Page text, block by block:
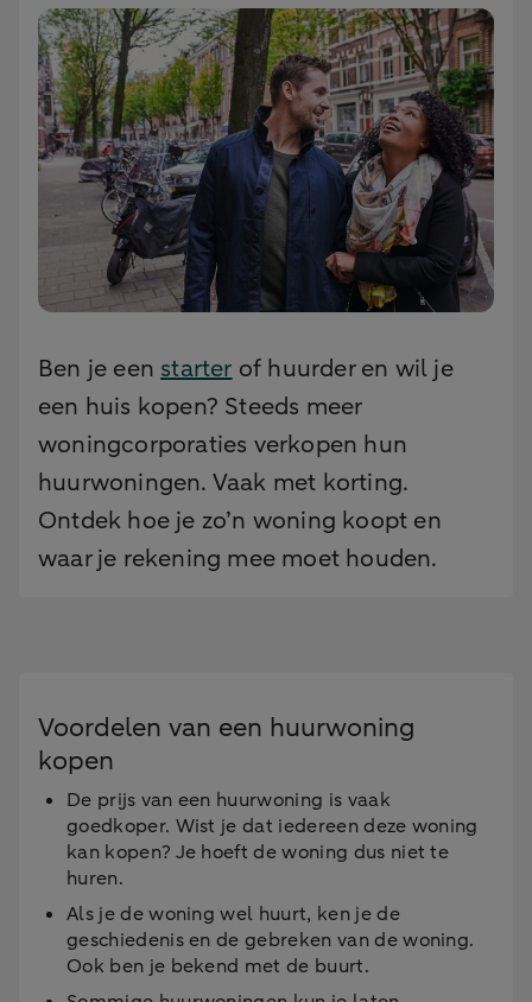
Ben je een starter of huurder en wil je
een huis kopen? Steeds meer
woningcorporaties verkopen hun
huurwoningen. Vaak met korting.
Ontdek hoe je zo’n woning koopt en
waar je rekening mee moet houden.
Voordelen van een huurwoning
kopen
De prijs van een huurwoning is vaak
goedkoper. Wist je dat iedereen deze woning
kan kopen? Je hoeft de woning dus niet te
huren.
Als je de woning wel huurt, ken je de
geschiedenis en de gebreken van de woning.
Ook ben je bekend met de buurt.